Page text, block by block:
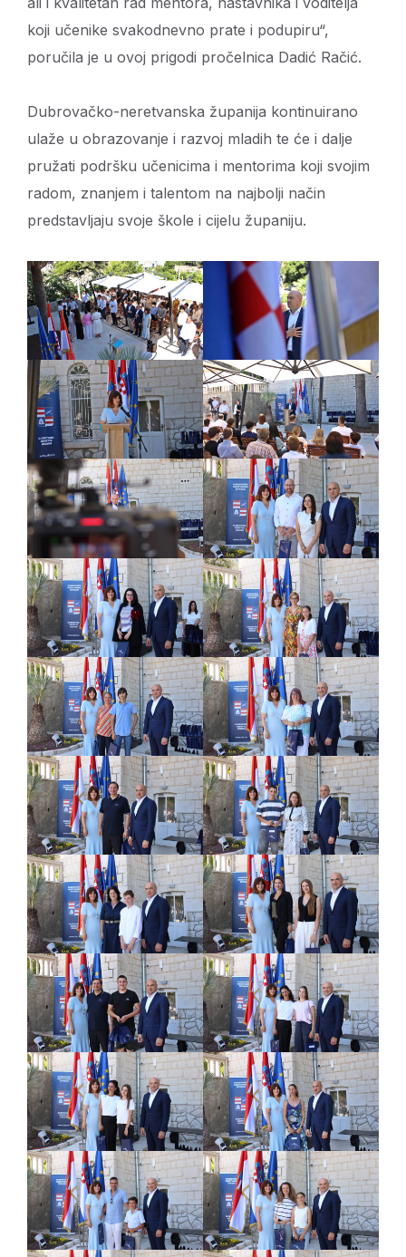
koji učenike svakodnevno prate i podupiru“,
poručila je u ovoj prigodi pročelnica Dadić Račić.
Dubrovačko-neretvanska županija kontinuirano
ulaže u obrazovanje i razvoj mladih te će i dalje
pružati podršku učenicima i mentorima koji svojim
radom, znanjem i talentom na najbolji način
predstavljaju svoje škole i cijelu županiju.